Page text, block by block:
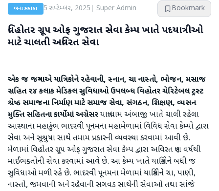
બનાસકાંઠા 5 સપ્ટેમ્બર, 2025 Super Admin Bookmark
વિહોતર ગ્રૂપ ઓફ ગુજરાત સેવા કેમ્પ ખાતે પદયાત્રીઓ
માટે ચાલતી અવિરત સેવા
એક જ જગ્યાએ યાત્રિકોને રહેવાની, સ્નાન, ચા નાસ્તો, ભોજન, મસાજ
સહિત ૨૪ કલાક મેડિકલ સુવિધાઓ ઉપલબ્ધ વિહોતર ચેરિટેબલ ટ્રસ્ટ
શ્રેષ્ઠ સમાજના નિર્માણ માટે સમાજ સેવા, સંગઠન, શિક્ષણ, વ્યસન
મુક્તિ સહિતના કાર્યોમાં અગ્રેસરયાત્રાધામ અંબાજી ખાતે ચાલી રહેલા
આસ્થાના મહાકુંભ ભાદરવી પૂનમના મહામેળામાં વિવિધ સેવા કેમ્પો દ્વારા
સેવા અને સૂશ્રુષા સાથે તમામ પ્રકારની વ્યવસ્થા કરવામાં આવી છે.
મેળામાં વિહોતર ગ્રૂપ ઓફ ગુજરાત સેવા કેમ્પ દ્વારા અવિરત ત્રણ વર્ષથી
માઈભક્તોની સેવા કરવામાં આવે છે. આ કેમ્પ ખાતે યાત્રિકોને બધી જ
સુવિધાઓ મળી રહે છે. ભાદરવી પૂનમના મેળામાં યાત્રિકોને ચા, પાણી,
નાસ્તો, જમવાની અને રહેવાની સગવડ સાથેની સેવાઓ તથા સાંજે